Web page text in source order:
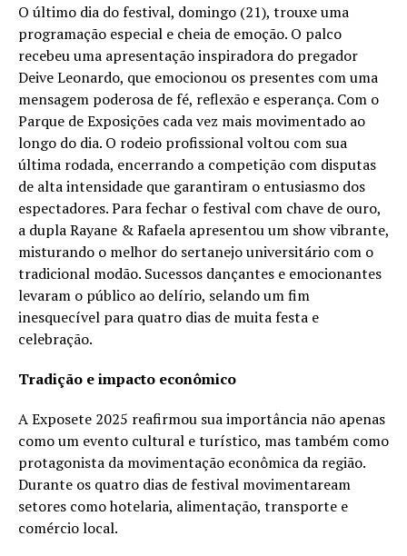
O último dia do festival, domingo (21), trouxe uma
programação especial e cheia de emoção. O palco
recebeu uma apresentação inspiradora do pregador
Deive Leonardo, que emocionou os presentes com uma
mensagem poderosa de fé, reflexão e esperança. Com o
Parque de Exposições cada vez mais movimentado ao
longo do dia. O rodeio profissional voltou com sua
última rodada, encerrando a competição com disputas
de alta intensidade que garantiram o entusiasmo dos
espectadores. Para fechar o festival com chave de ouro,
a dupla Rayane & Rafaela apresentou um show vibrante,
misturando o melhor do sertanejo universitário com o
tradicional modão. Sucessos dançantes e emocionantes
levaram o público ao delírio, selando um fim
inesquecível para quatro dias de muita festa e
celebração.
Tradição e impacto econômico
A Exposete 2025 reafirmou sua importância não apenas
como um evento cultural e turístico, mas também como
protagonista da movimentação econômica da região.
Durante os quatro dias de festival movimentaream
setores como hotelaria, alimentação, transporte e
comércio local.